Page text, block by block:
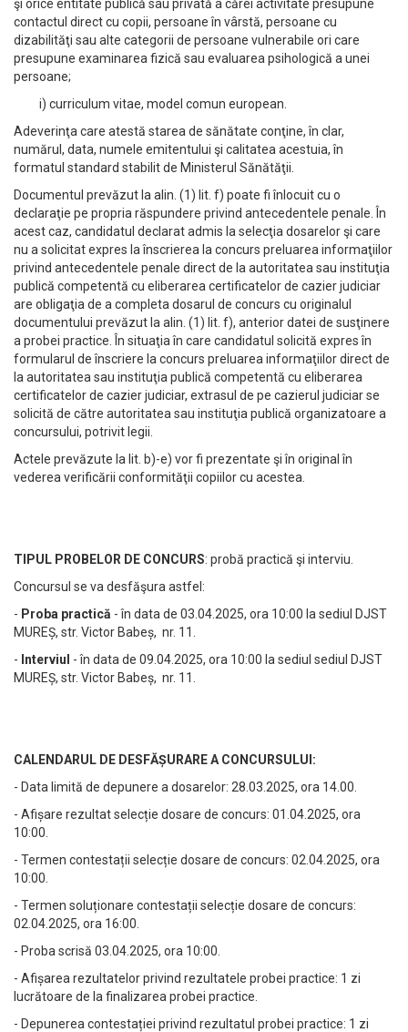
şi orice entitate publică sau privată a cărei activitate presupune
contactul direct cu copii, persoane în vârstă, persoane cu
dizabilităţi sau alte categorii de persoane vulnerabile ori care
presupune examinarea fizică sau evaluarea psihologică a unei
persoane;
i) curriculum vitae, model comun european.
Adeverinţa care atestă starea de sănătate conţine, în clar,
numărul, data, numele emitentului şi calitatea acestuia, în
formatul standard stabilit de Ministerul Sănătăţii.
Documentul prevăzut la alin. (1) lit. f) poate fi înlocuit cu o
declaraţie pe propria răspundere privind antecedentele penale. În
acest caz, candidatul declarat admis la selecţia dosarelor şi care
nu a solicitat expres la înscrierea la concurs preluarea informaţiilor
privind antecedentele penale direct de la autoritatea sau instituţia
publică competentă cu eliberarea certificatelor de cazier judiciar
are obligaţia de a completa dosarul de concurs cu originalul
documentului prevăzut la alin. (1) lit. f), anterior datei de susţinere
a probei practice. În situaţia în care candidatul solicită expres în
formularul de înscriere la concurs preluarea informaţiilor direct de
la autoritatea sau instituţia publică competentă cu eliberarea
certificatelor de cazier judiciar, extrasul de pe cazierul judiciar se
solicită de către autoritatea sau instituţia publică organizatoare a
concursului, potrivit legii.
Actele prevăzute la lit. b)-e) vor fi prezentate şi în original în
vederea verificării conformităţii copiilor cu acestea.
TIPUL PROBELOR DE CONCURS: probă practică şi interviu.
Concursul se va desfăşura astfel:
- Proba practică - în data de 03.04.2025, ora 10:00 la sediul DJST
MUREȘ, str. Victor Babeș, nr. 11.
- Interviul - în data de 09.04.2025, ora 10:00 la sediul sediul DJST
MUREȘ, str. Victor Babeș, nr. 11.
CALENDARUL DE DESFĂȘURARE A CONCURSULUI:
- Data limită de depunere a dosarelor: 28.03.2025, ora 14.00.
- Afișare rezultat selecție dosare de concurs: 01.04.2025, ora
10:00.
- Termen contestații selecție dosare de concurs: 02.04.2025, ora
10:00.
- Termen soluționare contestații selecție dosare de concurs:
02.04.2025, ora 16:00.
- Proba scrisă 03.04.2025, ora 10:00.
- Afișarea rezultatelor privind rezultatele probei practice: 1 zi
lucrătoare de la finalizarea probei practice.
- Depunerea contestației privind rezultatul probei practice: 1 zi